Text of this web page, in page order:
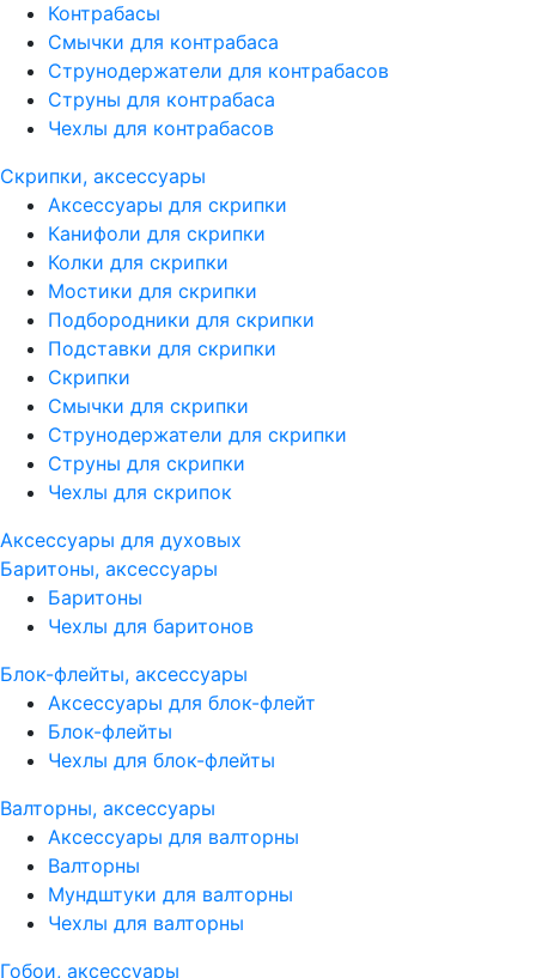
Контрабасы
Смычки для контрабаса
Струнодержатели для контрабасов
Струны для контрабаса
Чехлы для контрабасов
Скрипки, аксессуары
Аксессуары для скрипки
Канифоли для скрипки
Колки для скрипки
Мостики для скрипки
Подбородники для скрипки
Подставки для скрипки
Скрипки
Смычки для скрипки
Струнодержатели для скрипки
Струны для скрипки
Чехлы для скрипок
Аксессуары для духовых
Баритоны, аксессуары
Баритоны
Чехлы для баритонов
Блок-флейты, аксессуары
Аксессуары для блок-флейт
Блок-флейты
Чехлы для блок-флейты
Валторны, аксессуары
Аксессуары для валторны
Валторны
Мундштуки для валторны
Чехлы для валторны
Гобои, аксессуары